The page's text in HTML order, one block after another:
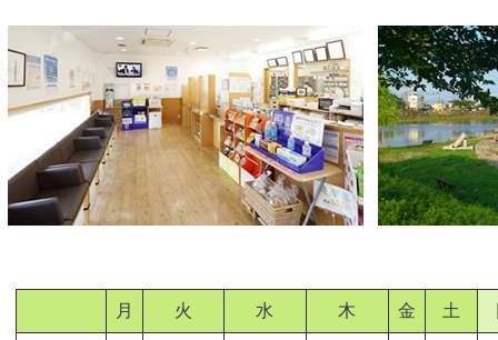
月 火 水 木 金 土